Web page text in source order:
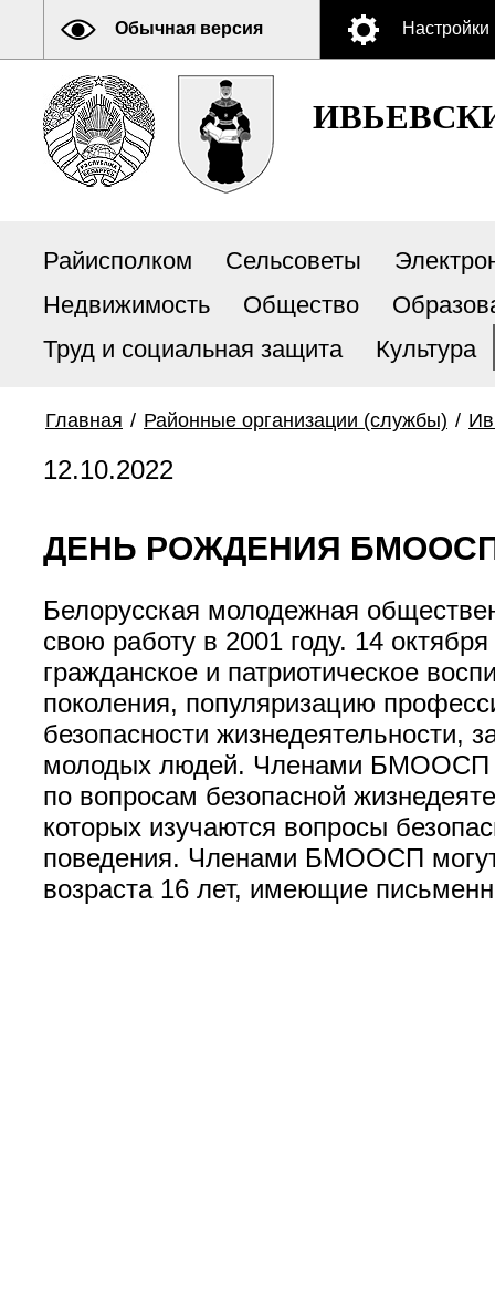
Обычная версия Настройки
Райисполком Сельсоветы
Недвижимость
Общество
Труд и социальная защита
Культура
Главная / Районные организации (службы) /
12.10.2022
ДЕНЬ РОЖДЕНИЯ
Белорусская молодежная
свою работу в 2001 году. 14
гражданское и патриотическое
поколения, популяризацию
безопасности жизнедеятельности,
молодых людей. Членами БМООСП
по вопросам безопасной
которых изучаются вопросы
поведения. Членами БМООСП могут
возраста 16 лет, имеющие